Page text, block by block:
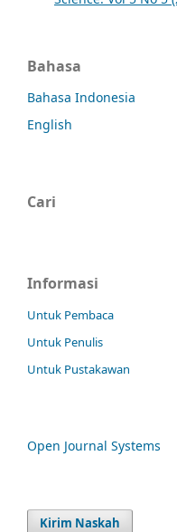
Bahasa
Bahasa Indonesia
English
Cari
Informasi
Untuk Pembaca
Untuk Penulis
Untuk Pustakawan
Open Journal Systems
Kirim Naskah